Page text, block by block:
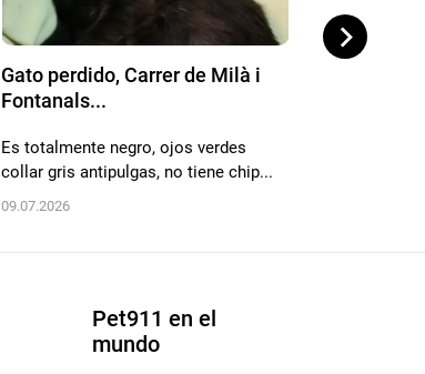
Gato perdido, Carrer de Milà i
Fontanals...
Es totalmente negro, ojos verdes
collar gris antipulgas, no tiene chip...
09.07.2026
Pet911 en el
mundo